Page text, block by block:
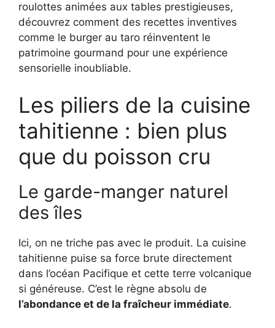
roulottes animées aux tables prestigieuses,
découvrez comment des recettes inventives
comme le burger au taro réinventent le
patrimoine gourmand pour une expérience
sensorielle inoubliable.
Les piliers de la cuisine
tahitienne : bien plus
que du poisson cru
Le garde-manger naturel
des îles
Ici, on ne triche pas avec le produit. La cuisine
tahitienne puise sa force brute directement
dans l’océan Pacifique et cette terre volcanique
si généreuse. C’est le règne absolu de
l’abondance et de la fraîcheur immédiate.